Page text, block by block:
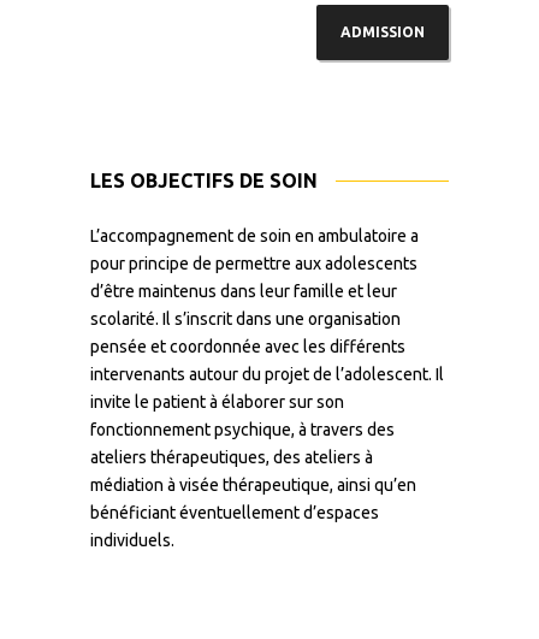
ADMISSION
LES OBJECTIFS DE SOIN
L’accompagnement de soin en ambulatoire a
pour principe de permettre aux adolescents
d’être maintenus dans leur famille et leur
scolarité. Il s’inscrit dans une organisation
pensée et coordonnée avec les différents
intervenants autour du projet de l’adolescent. Il
invite le patient à élaborer sur son
fonctionnement psychique, à travers des
ateliers thérapeutiques, des ateliers à
médiation à visée thérapeutique, ainsi qu’en
bénéficiant éventuellement d’espaces
individuels.